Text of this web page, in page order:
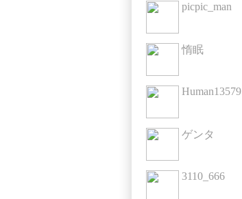
picpic_man
惰眠
Human13579
ゲンタ
3110_666